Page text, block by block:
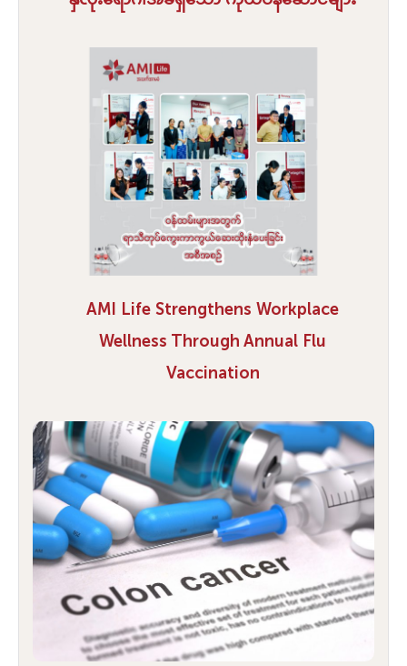
AMI Life Strengthens Workplace
Wellness Through Annual Flu
Vaccination